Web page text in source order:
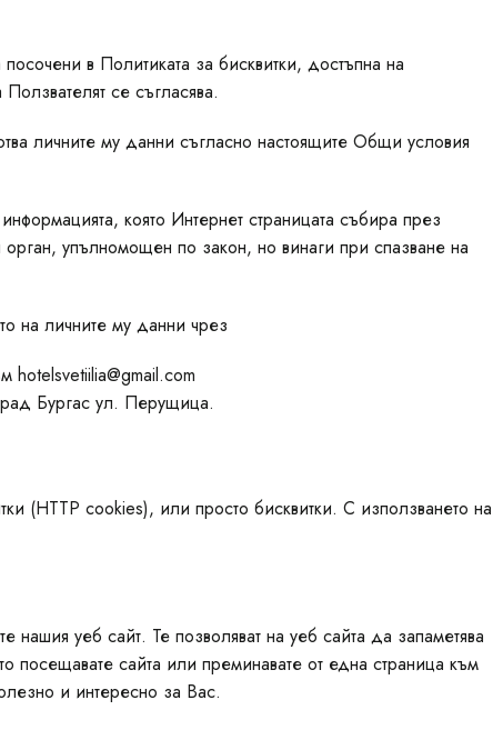
в Политиката за бисквитки, достъпна на
се съгласява.
личните му данни съгласно настоящите Общи условия
която Интернет страницата събира през
упълномощен по закон, но винаги при спазване на
на личните му данни чрез
Бургас ул. Перущица.
(HTTP cookies), или просто бисквитки. С използването на
нашия уеб сайт. Те позволяват на уеб сайта да запаметява
сайта или преминавате от една страница към
и интересно за Вас.